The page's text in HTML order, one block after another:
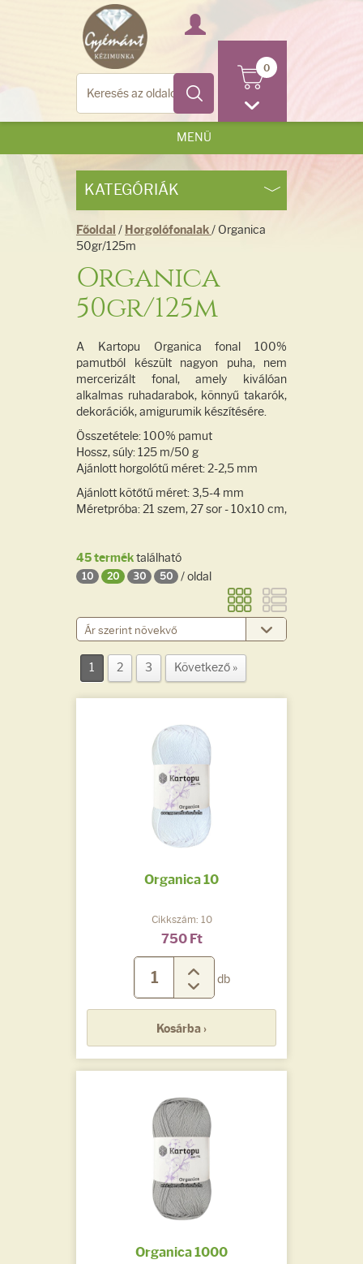
0
MENÜ
KATEGÓRIÁK
Főoldal / Horgolófonalak/ Organica
50gr/125m
Organica
50gr/125m
A Kartopu Organica fonal 100%
pamutból készült nagyon puha, nem
mercerizált fonal, amely kiválóan
alkalmas ruhadarabok, könnyű takarók,
dekorációk, amigurumik készítésére.
Összetétele: 100% pamut
Hossz, súly: 125 m/50 g
Ajánlott horgolótű méret: 2-2,5 mm
Ajánlott kötőtű méret: 3,5-4 mm
Méretpróba: 21 szem, 27 sor - 10x10 cm,
45 terméktalálható
10 20 30 50 / oldal
1 2 3 Következő »
Organica 10
Cikkszám: 10
750 Ft
db
Kosárba ›
Organica 1000